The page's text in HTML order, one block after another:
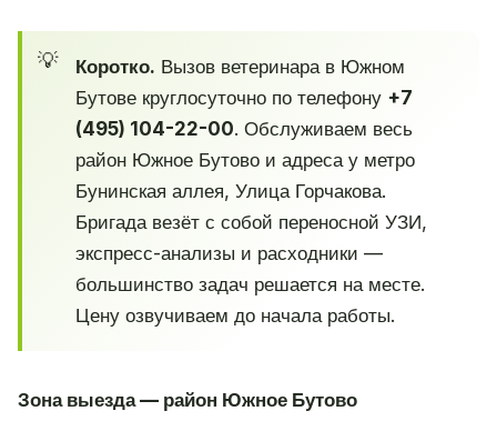
Коротко. Вызов ветеринара в Южном
Бутове круглосуточно по телефону +7
(495) 104-22-00. Обслуживаем весь
район Южное Бутово и адреса у метро
Бунинская аллея, Улица Горчакова.
Бригада везёт с собой переносной УЗИ,
экспресс-анализы и расходники —
большинство задач решается на месте.
Цену озвучиваем до начала работы.
Зона выезда — район Южное Бутово